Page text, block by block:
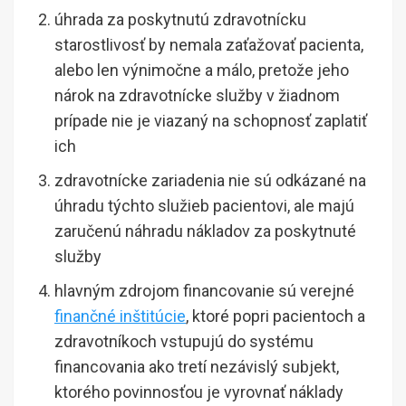
úhrada za poskytnutú zdravotnícku
starostlivosť by nemala zaťažovať pacienta,
alebo len výnimočne a málo, pretože jeho
nárok na zdravotnícke služby v žiadnom
prípade nie je viazaný na schopnosť zaplatiť
ich
zdravotnícke zariadenia nie sú odkázané na
úhradu týchto služieb pacientovi, ale majú
zaručenú náhradu nákladov za poskytnuté
služby
hlavným zdrojom financovanie sú verejné
finančné inštitúcie, ktoré popri pacientoch a
zdravotníkoch vstupujú do systému
financovania ako tretí nezávislý subjekt,
ktorého povinnosťou je vyrovnať náklady